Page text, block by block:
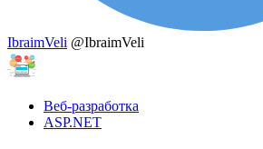
IbraimVeli @IbraimVeli
Веб-разработка
ASP.NET